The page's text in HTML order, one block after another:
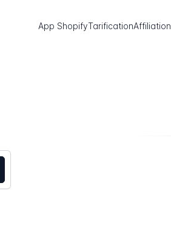
App ShopifyTarificationAffiliation